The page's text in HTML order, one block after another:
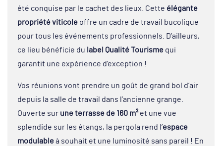
été conquise par le cachet des lieux. Cette élégante
propriété viticole offre un cadre de travail bucolique
pour tous les événements professionnels. D’ailleurs,
ce lieu bénéficie du label Qualité Tourisme qui
garantit une expérience d’exception !
Vos réunions vont prendre un goût de grand bol d’air
depuis la salle de travail dans l’ancienne grange.
Ouverte sur une terrasse de 160 m²et une vue
splendide sur les étangs, la pergola rend l’espace
modulableà souhait et une luminosité sans pareil ! En